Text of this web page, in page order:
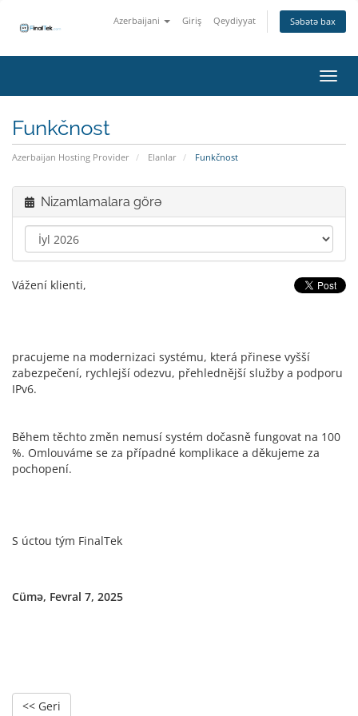
Azerbaijani Giriş Qeydiyyat Səbətə bax
Funkčnost
Azerbaijan Hosting Provider Elanlar Funkčnost
Nizamlamalara görə
Vážení klienti,
pracujeme na modernizaci systému, která přinese vyšší
zabezpečení, rychlejší odezvu, přehlednější služby a podporu
IPv6.
Během těchto změn nemusí systém dočasně fungovat na 100
%. Omlouváme se za případné komplikace a děkujeme za
pochopení.
S úctou tým FinalTek
Cümə, Fevral 7, 2025
<< Geri